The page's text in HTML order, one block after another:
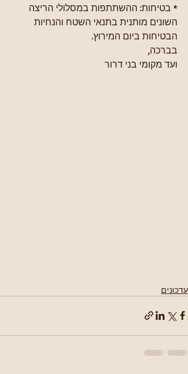
* בטיחות: ההשתתפות במסלולי הריצה
השונים מותנית בתנאי השטח והנחיות
הבטיחות ביום המירוץ.
בברכה,
ועד מקומי בני דרור
עדכונים